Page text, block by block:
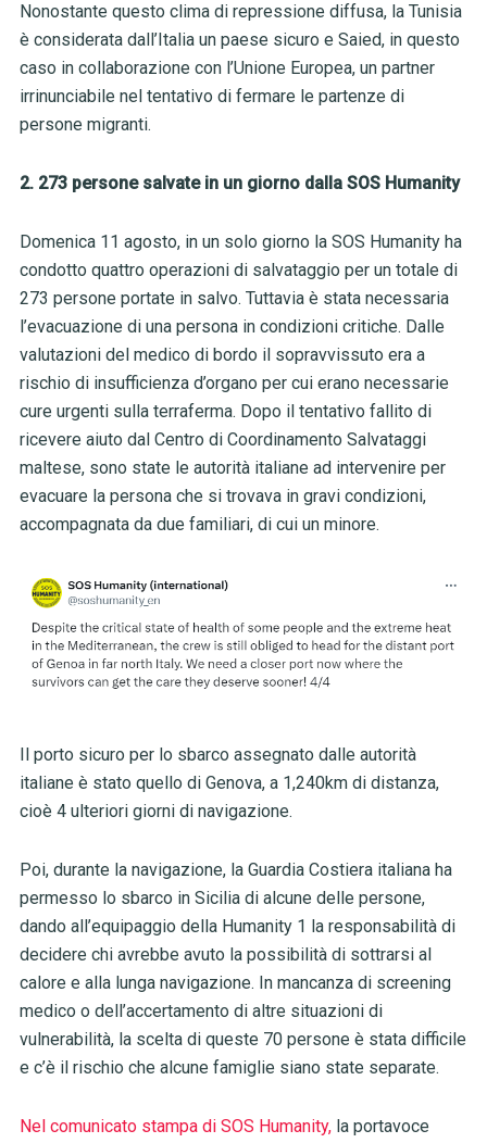
Nonostante questo clima di repressione diffusa, la Tunisia
è considerata dall’Italia un paese sicuro e Saied, in questo
caso in collaborazione con l’Unione Europea, un partner
irrinunciabile nel tentativo di fermare le partenze di
persone migranti.
2. 273 persone salvate in un giorno dalla SOS Humanity
Domenica 11 agosto, in un solo giorno la SOS Humanity ha
condotto quattro operazioni di salvataggio per un totale di
273 persone portate in salvo. Tuttavia è stata necessaria
l’evacuazione di una persona in condizioni critiche. Dalle
valutazioni del medico di bordo il sopravvissuto era a
rischio di insufficienza d’organo per cui erano necessarie
cure urgenti sulla terraferma. Dopo il tentativo fallito di
ricevere aiuto dal Centro di Coordinamento Salvataggi
maltese, sono state le autorità italiane ad intervenire per
evacuare la persona che si trovava in gravi condizioni,
accompagnata da due familiari, di cui un minore.
Il porto sicuro per lo sbarco assegnato dalle autorità
italiane è stato quello di Genova, a 1,240km di distanza,
cioè 4 ulteriori giorni di navigazione.
Poi, durante la navigazione, la Guardia Costiera italiana ha
permesso lo sbarco in Sicilia di alcune delle persone,
dando all’equipaggio della Humanity 1 la responsabilità di
decidere chi avrebbe avuto la possibilità di sottrarsi al
calore e alla lunga navigazione. In mancanza di screening
medico o dell’accertamento di altre situazioni di
vulnerabilità, la scelta di queste 70 persone è stata difficile
e c’è il rischio che alcune famiglie siano state separate.
Nel comunicato stampa di SOS Humanity,la portavoce